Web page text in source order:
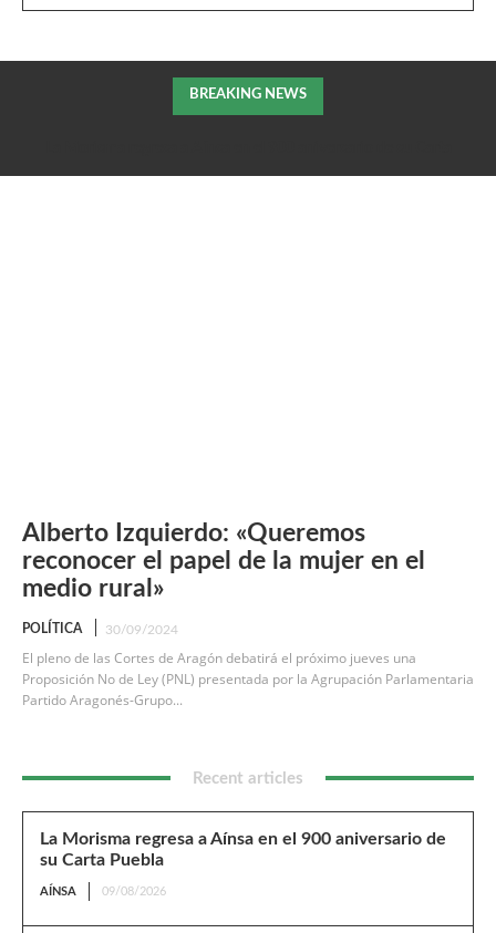
BREAKING NEWS
Alberto Izquierdo: «Queremos
reconocer el papel de la mujer en el
medio rural»
POLÍTICA 30/09/2024
El pleno de las Cortes de Aragón debatirá el próximo jueves una
Proposición No de Ley (PNL) presentada por la Agrupación Parlamentaria
Partido Aragonés-Grupo...
Recent articles
La Morisma regresa a Aínsa en el 900 aniversario de
su Carta Puebla
AÍNSA 09/08/2026